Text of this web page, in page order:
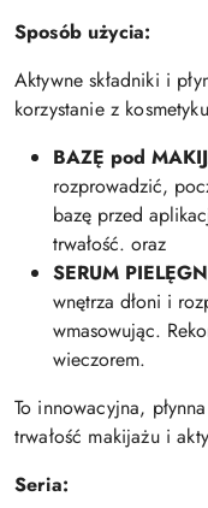
Sposób użycia:
Aktywne składniki i
korzystanie z
BAZĘ pod
rozprowadzić,
bazę przed
trwałość. oraz
SERUM
wnętrza dłoni i
wmasowując.
wieczorem.
To innowacyjna,
trwałość makijażu i
Seria: